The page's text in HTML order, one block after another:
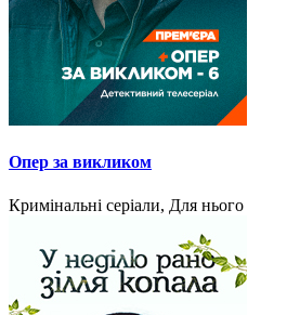
Опер за викликом
Кримінальні серіали, Для нього